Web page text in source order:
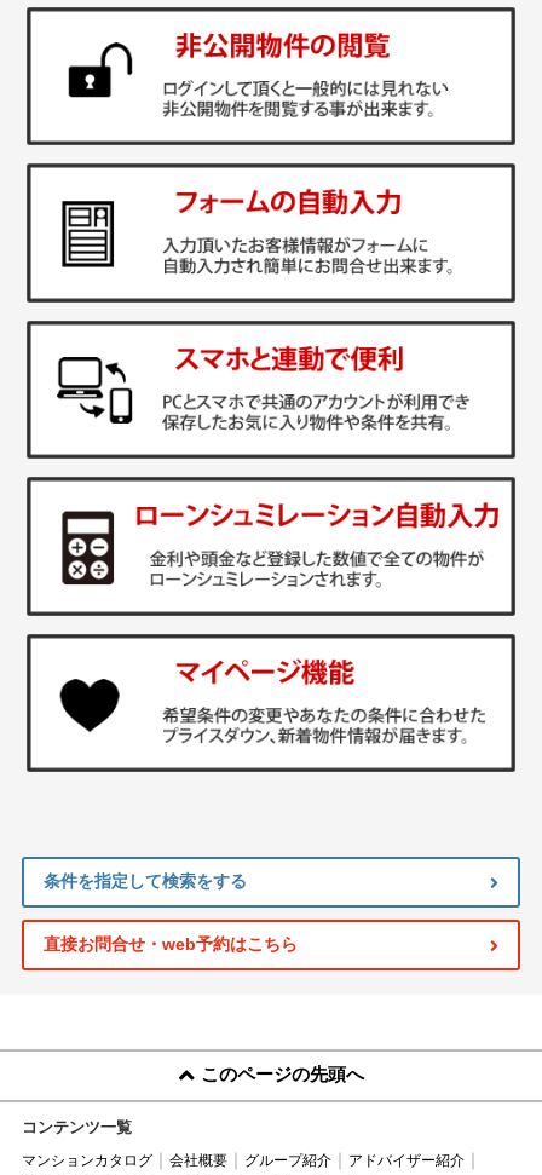
条件を指定して検索をする
直接お問合せ・web予約はこちら
このページの先頭へ
コンテンツ一覧
マンションカタログ 会社概要 グループ紹介
アドバイザー紹介